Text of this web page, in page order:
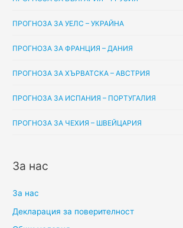
ПРОГНОЗА ЗА УЕЛС – УКРАЙНА
ПРОГНОЗА ЗА ФРАНЦИЯ – ДАНИЯ
ПРОГНОЗА ЗА ХЪРВАТСКА – АВСТРИЯ
ПРОГНОЗА ЗА ИСПАНИЯ – ПОРТУГАЛИЯ
ПРОГНОЗА ЗА ЧЕХИЯ – ШВЕЙЦАРИЯ
За нас
За нас
Декларация за поверителност